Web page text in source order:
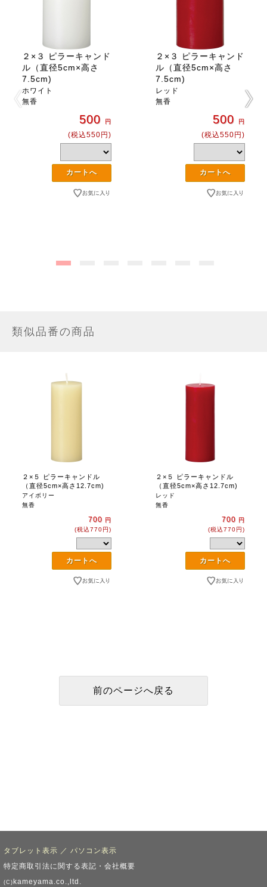
２×３ ピラーキャンド
ル（直径5cm×高さ
7.5cm)
ホワイト
無香
500 円
(税込550円)
２×３ ピラーキャンド
ル（直径5cm×高さ
7.5cm)
レッド
無香
500 円
(税込550円)
類似品番の商品
２×５ ピラーキャンドル
（直径5cm×高さ12.7cm)
アイボリー
無香
700 円
(税込770円)
２×５ ピラーキャンドル
（直径5cm×高さ12.7cm)
レッド
無香
700 円
(税込770円)
タブレット表示 ／ パソコン表示
特定商取引法に関する表記・会社概要
(C) kameyama.co.,ltd.